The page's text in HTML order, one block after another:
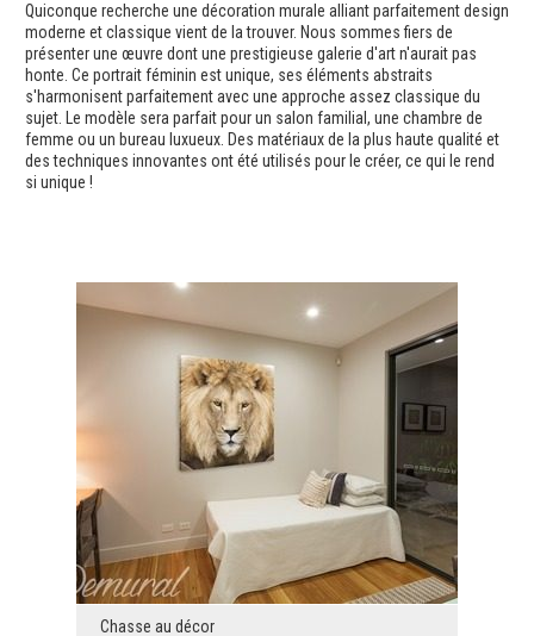
Quiconque recherche une décoration murale alliant parfaitement design
moderne et classique vient de la trouver. Nous sommes fiers de
présenter une œuvre dont une prestigieuse galerie d'art n'aurait pas
honte. Ce portrait féminin est unique, ses éléments abstraits
s'harmonisent parfaitement avec une approche assez classique du
sujet. Le modèle sera parfait pour un salon familial, une chambre de
femme ou un bureau luxueux. Des matériaux de la plus haute qualité et
des techniques innovantes ont été utilisés pour le créer, ce qui le rend
si unique !
Chasse au décor